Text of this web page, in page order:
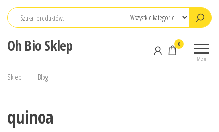
Przejdź
Oh Bio Sklep
Menu
0
Sklep Blog
quinoa